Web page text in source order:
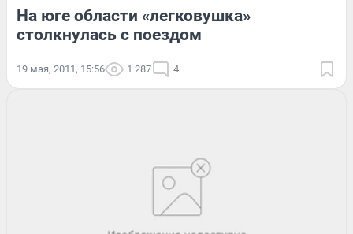
На юге области «легковушка»
столкнулась с поездом
19 мая, 2011, 15:56 1 287 4